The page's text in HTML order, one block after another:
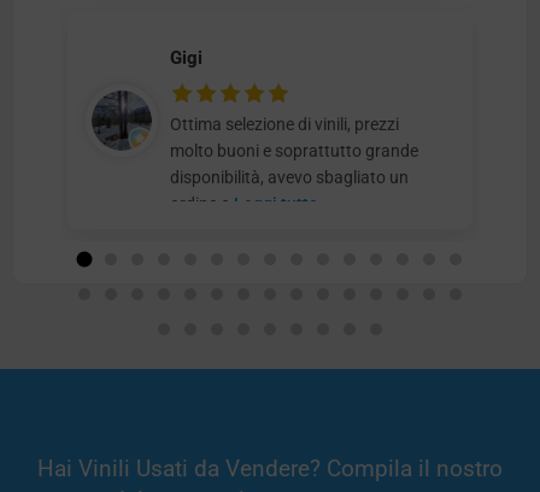
Gigi
Ottima selezione di vinili, prezzi
molto buoni e soprattutto grande
disponibilità, avevo sbagliato un
ordine e Leggi tutto
Hai Vinili Usati da Vendere? Compila il nostro